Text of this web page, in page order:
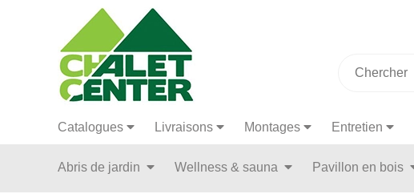
Catalogues Livraisons Montages Entretien
Abris de jardin Wellness & sauna Pavillon en bois